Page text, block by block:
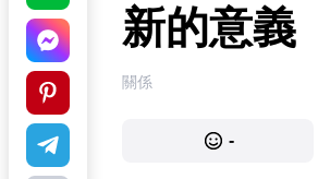
新的意義
關係
-